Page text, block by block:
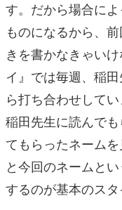
す。だから場合に
ものになるから、
きを書かなきゃい
イ』では毎週、稲
ら打ち合わせして
稲田先生に読んで
てもらったネーム
と今回のネームと
するのが基本のスタ